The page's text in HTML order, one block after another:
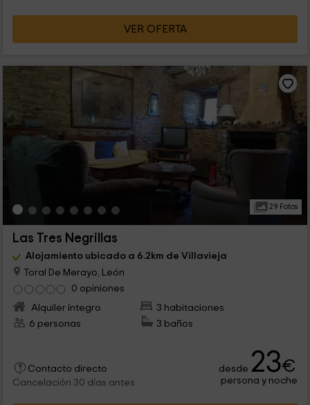
VER OFERTA
29 Fotos
Las Tres Negrillas
Alojamiento ubicado a 6.2km de Villavieja
Toral De Merayo, León
0 opiniones
Alquiler íntegro
3 habitaciones
6 personas
3 baños
Contacto directo
Cancelación 30 días antes
desde 23€
persona y noche